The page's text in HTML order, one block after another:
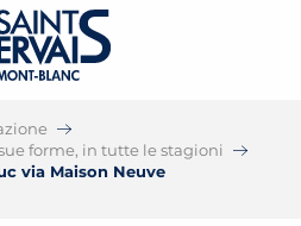
forme, in tutte le stagioni
via Maison Neuve